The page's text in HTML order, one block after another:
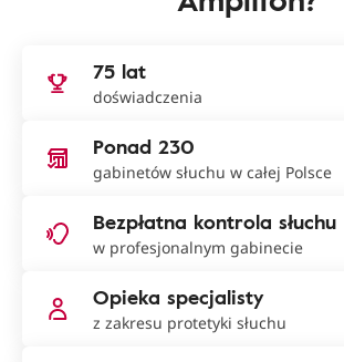
75 lat
doświadczenia
Ponad 230
gabinetów słuchu w całej Polsce
Bezpłatna kontrola słuchu
w profesjonalnym gabinecie
Opieka specjalisty
z zakresu protetyki słuchu